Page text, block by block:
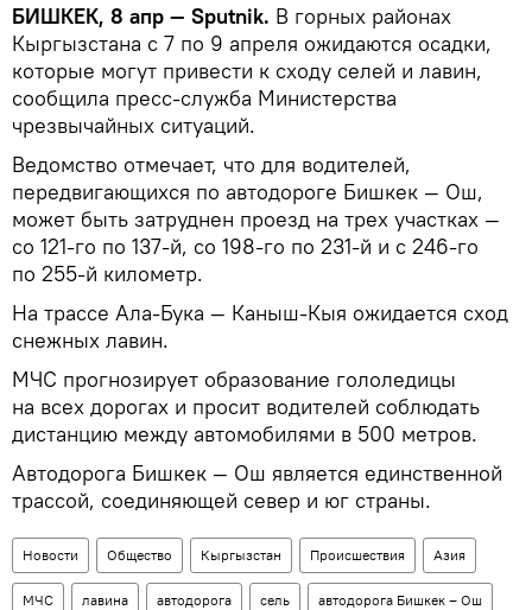
БИШКЕК, 8 апр — Sputnik. В горных районах
Кыргызстана с 7 по 9 апреля ожидаются осадки,
которые могут привести к сходу селей и лавин,
сообщила пресс-служба Министерства
чрезвычайных ситуаций.
Ведомство отмечает, что для водителей,
передвигающихся по автодороге Бишкек — Ош,
может быть затруднен проезд на трех участках —
со 121-го по 137-й, со 198-го по 231-й и с 246-го
по 255-й километр.
На трассе Ала-Бука — Каныш-Кыя ожидается сход
снежных лавин.
МЧС прогнозирует образование гололедицы
на всех дорогах и просит водителей соблюдать
дистанцию между автомобилями в 500 метров.
Автодорога Бишкек — Ош является единственной
трассой, соединяющей север и юг страны.
Новости Общество Кыргызстан Происшествия Азия
МЧС лавина автодорога сель автодорога Бишкек – Ош